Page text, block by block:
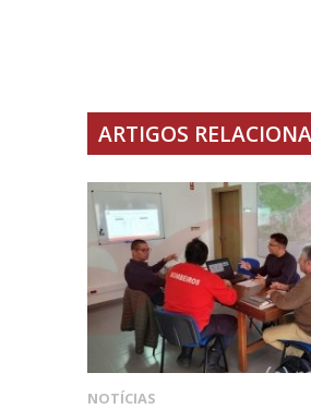
ARTIGOS
NOTÍCIAS